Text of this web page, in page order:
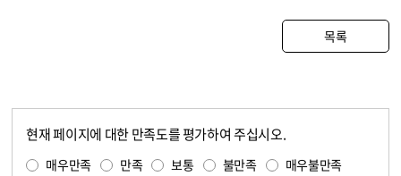
목록
현재 페이지에 대한 만족도를 평가하여 주십시오.
매우만족 만족 보통 불만족 매우불만족